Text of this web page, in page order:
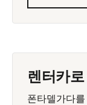
렌터카
폰타델가다